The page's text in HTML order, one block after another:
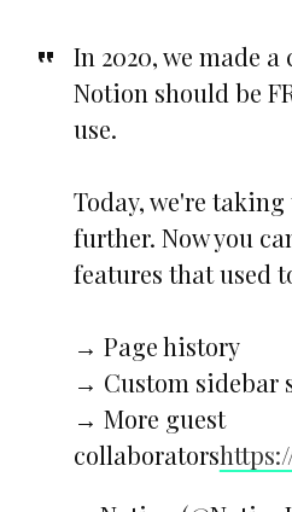
In 2020, we made
Notion should be
use.
Today, we're
further. Now you
features that used
→ Page history
→ Custom sidebar
→ More guest
collaborators